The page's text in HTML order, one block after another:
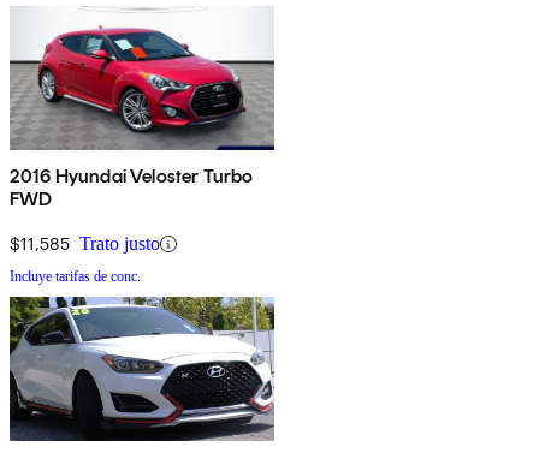
2016 Hyundai Veloster Turbo
FWD
$11,585 Trato justo
Incluye tarifas de conc.